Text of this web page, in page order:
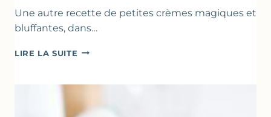
Une autre recette de petites crèmes magiques et
bluffantes, dans…
LIRE LA SUITE CRÈMES
FRAISE
YAOURT